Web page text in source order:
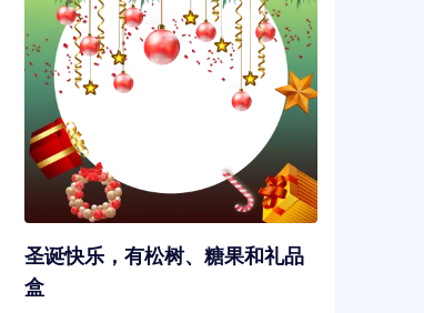
圣诞快乐，有松树、糖果和礼品
盒